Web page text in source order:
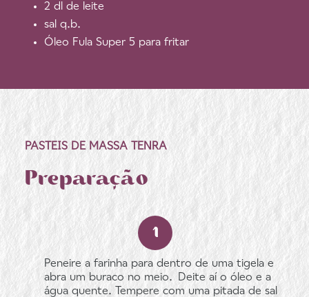
PASTEIS DE MASSA TENRA
Preparação
Peneire a farinha para dentro de uma tigela e
abra um buraco no meio. Deite aí o óleo e a
água quente. Tempere com uma pitada de sal
2 dl de leite
sal q.b.
Óleo Fula Super 5 para fritar